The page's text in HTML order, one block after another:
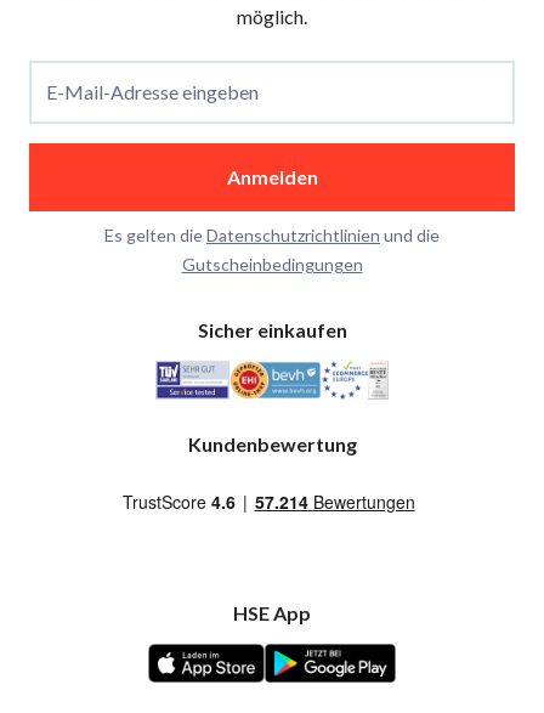
möglich.
E-Mail-Adresse eingeben
Anmelden
Es gelten dieDatenschutzrichtlinien und die
Gutscheinbedingungen
Sicher einkaufen
Kundenbewertung
HSE App